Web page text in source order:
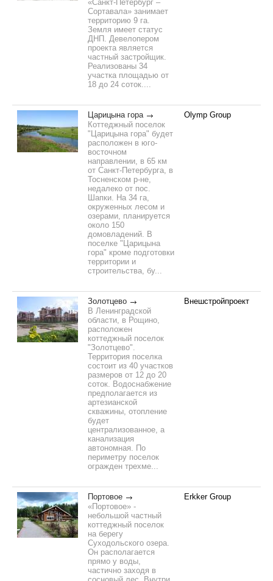
«Санкт-Петербург –
Сортавала» занимает
территорию 9 га.
Земля имеет статус
ДНП. Девелопером
проекта является
частный застройщик.
Реализованы 34
участка площадью от
18 до 24 соток....
Царицына гора
Коттеджный поселок
"Царицына гора" будет
расположен в юго-
восточном
направлении, в 65 км
от Санкт-Петербурга, в
Тосненском р-не,
недалеко от пос.
Шапки. На 34 га,
окруженных лесом и
озерами, планируется
около 150
домовладений. В
поселке "Царицына
гора" кроме подготовки
территории и
строительства, бу...
Olymp Group
Золотцево
В Ленинградской
области, в Рощино,
расположен
коттеджный поселок
"Золотцево".
Территория поселка
состоит из 40 участков
размеров от 12 до 20
соток. Водоснабжение
предполагается из
артезианской
скважины, отопление
будет
централизованное, а
канализация
автономная. По
периметру поселок
огражден трехме...
Внешстройпроект
Портовое
«Портовое» -
небольшой частный
коттеджный поселок
на берегу
Суходольского озера.
Он располагается
прямо у воды,
частично заходя в
Erkker Group